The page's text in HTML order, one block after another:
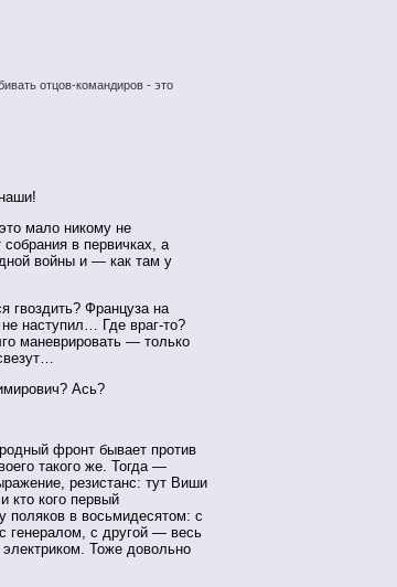
отцов-командиров - это
мало никому не
в первичках, а
войны и — как там у
гвоздить? Француза на
наступил… Где враг-то?
маневрировать — только
Ась?
фронт бывает против
такого же. Тогда —
резистанс: тут Виши
кто кого первый
поляков в восьмидесятом: с
с другой — весь
Тоже довольно